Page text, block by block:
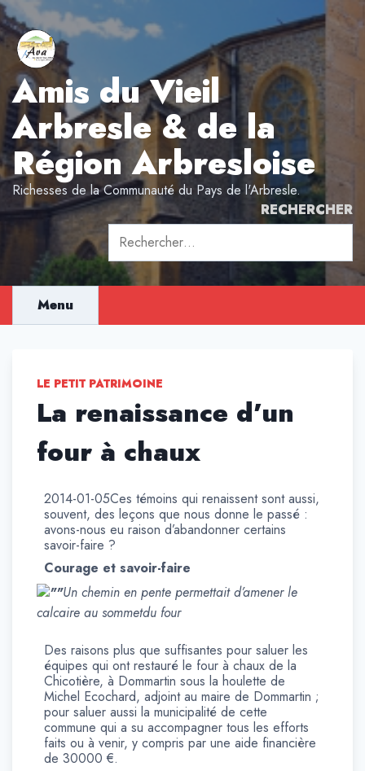
Aller
au
contenu
Amis du Vieil
Arbresle & de la
Région Arbresloise
Richesses de la Communauté du Pays de l'Arbresle.
RECHERCHER
Rechercher :
Menu
LE PETIT PATRIMOINE
La renaissance d’un
four à chaux
2014-01-05Ces témoins qui renaissent sont aussi,
souvent, des leçons que nous donne le passé :
avons-nous eu raison d’abandonner certains
savoir-faire ?
Courage et savoir-faire
Un chemin en pente permettait d’amener le
calcaire au sommetdu four
Des raisons plus que suffisantes pour saluer les
équipes qui ont restauré le four à chaux de la
Chicotière, à Dommartin sous la houlette de
Michel Ecochard, adjoint au maire de Dommartin ;
pour saluer aussi la municipalité de cette
commune qui a su accompagner tous les efforts
faits ou à venir, y compris par une aide financière
de 30000 €.